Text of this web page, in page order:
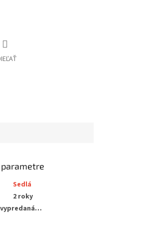
Sedlá
2 roky